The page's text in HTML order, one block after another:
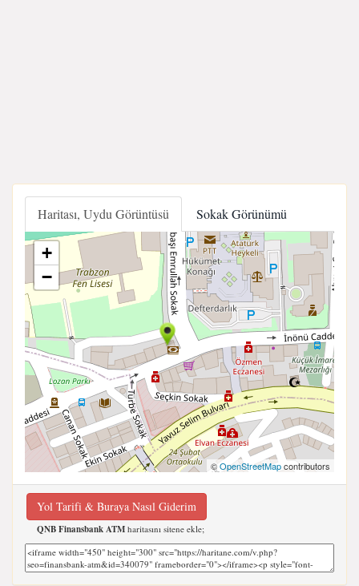
Haritası, Uydu Görüntüsü Sokak Görünümü
+
−
©OpenStreetMapcontributors
Yol Tarifi & Buraya Nasıl Giderim
QNB Finansbank ATM haritasını sitene ekle;